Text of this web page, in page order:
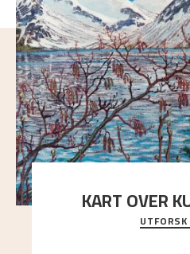
KART OVER
Utforsk stedene og